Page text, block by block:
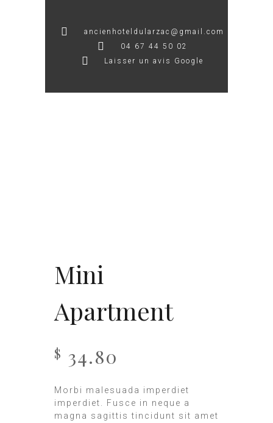
ancienhoteldularzac@gmail.com
04 67 44 50 02
Laisser un avis Google
Mini
Apartment
$ 34.80
Morbi malesuada imperdiet
imperdiet. Fusce in neque a
magna sagittis tincidunt sit amet